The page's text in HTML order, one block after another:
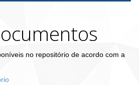
no repositório de acordo com a